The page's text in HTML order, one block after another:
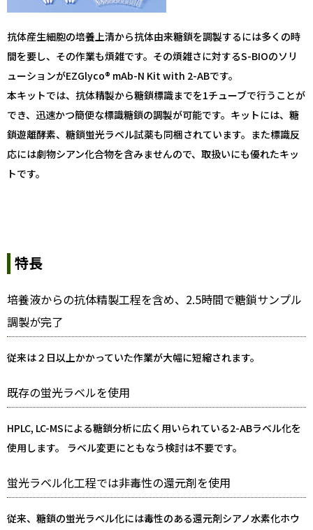
抗体産生細胞の培養上清から抗体由来糖鎖を調製するには多くの時
間を要し、その作業も煩雑です。その煩雑さに対するS-BIOのソリ
ューションがEZGlyco® mAb-N Kit with 2-ABです。
本キットでは、抗体精製から糖鎖標識までを1チューブで行うことが
でき、迅速かつ簡便な標識糖鎖の調製が可能です。キットには、糖
鎖遊離酵素、糖鎖蛍光ラベル試薬も同梱されています。また標識反
応には劇物シアン化合物を含みませんので、取扱いにも優れたキッ
トです。
特長
培養液からの抗体精製工程を含め、2.5時間で糖鎖サンプル
調製が完了
従来は２日以上かかっていた作業が大幅に短縮されます。
既存の蛍光ラベルを使用
HPLC, LC-MSによる糖鎖分析に広く用いられている2-ABラベル化を
使用します。 ラベル変更にともなう検討は不要です。
蛍光ラベル化工程では非毒性の還元剤を使用
従来、糖鎖の蛍光ラベル化には毒性のある還元剤シアノ水素化ホウ